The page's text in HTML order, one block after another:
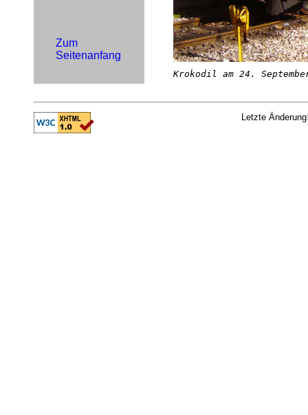
Letzte
Krokodil am 24.
Zum
Seitenanfang